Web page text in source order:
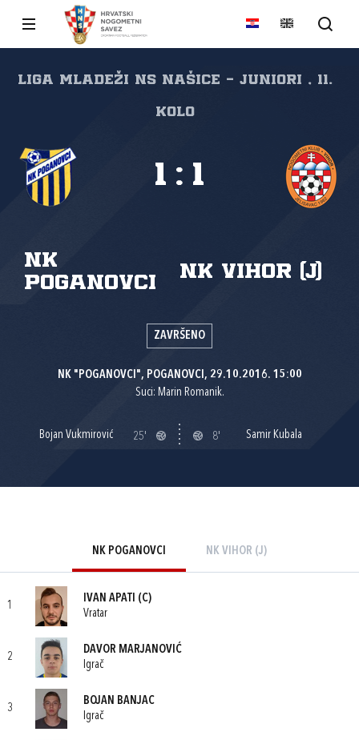
Liga mladeži NS Našice - Juniori , 11.
kolo
NK
Poganovci
NK Vihor (J)
1 : 1
ZAVRŠENO
NK "POGANOVCI", POGANOVCI, 29.10.2016. 15:00
Suci: Marin Romanik.
Bojan Vukmirović 25' 8' Samir Kubala
NK POGANOVCI NK VIHOR (J)
1
IVAN APATI (C)
Vratar
2
DAVOR MARJANOVIĆ
Igrač
3
BOJAN BANJAC
Igrač